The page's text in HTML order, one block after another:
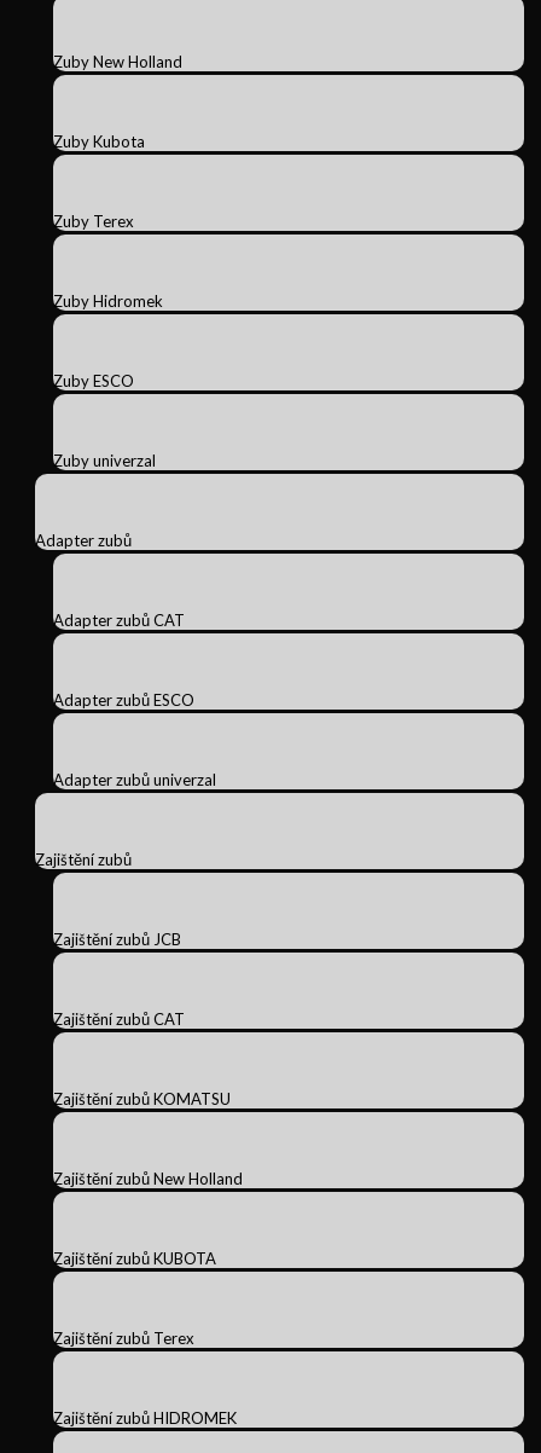
Zuby New Holland
Zuby Kubota
Zuby Terex
Zuby Hidromek
Zuby ESCO
Zuby univerzal
Adapter zubů
Adapter zubů CAT
Adapter zubů ESCO
Adapter zubů univerzal
Zajištění zubů
Zajištění zubů JCB
Zajištění zubů CAT
Zajištění zubů KOMATSU
Zajištění zubů New Holland
Zajištění zubů KUBOTA
Zajištění zubů Terex
Zajištění zubů HIDROMEK